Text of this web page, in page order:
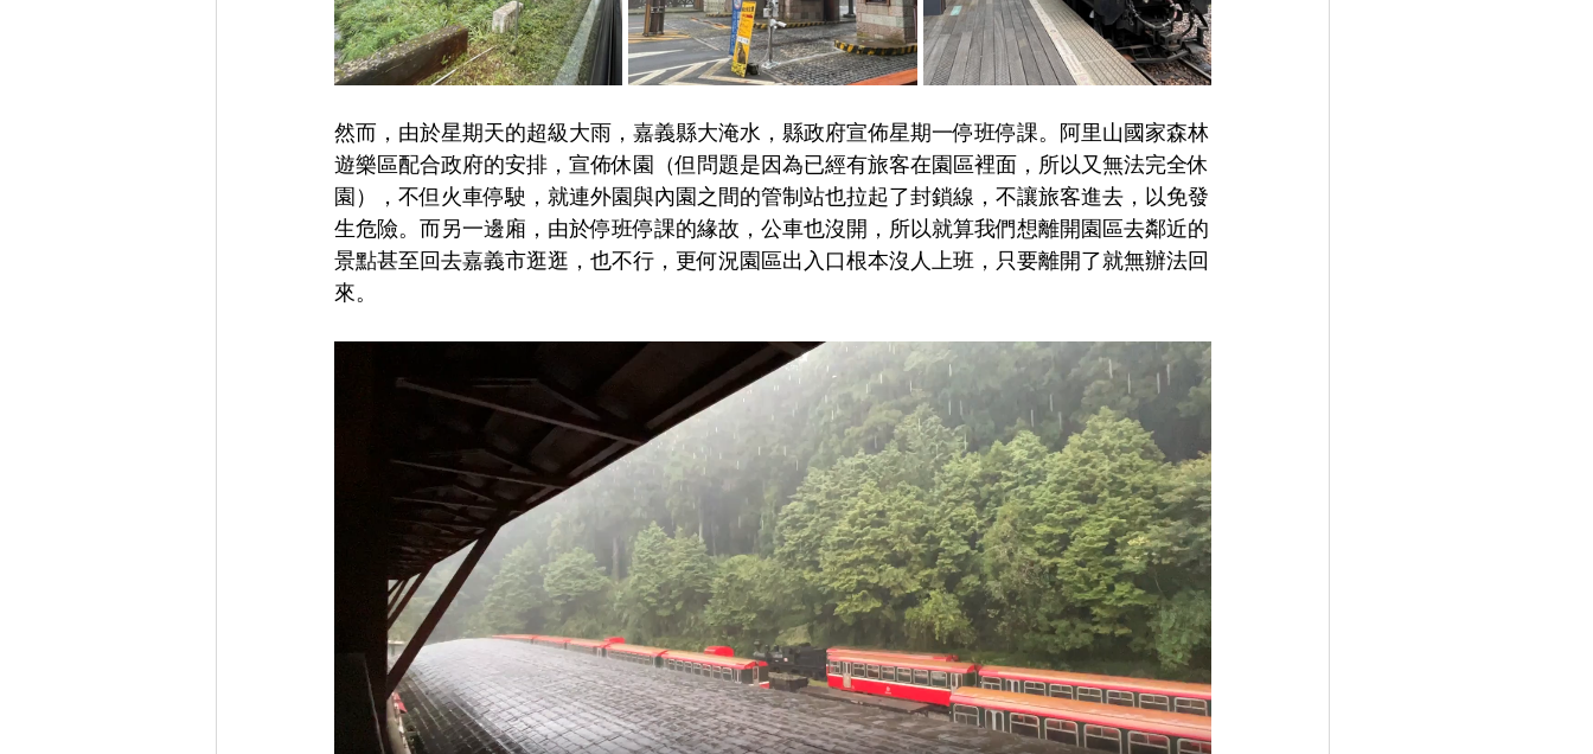
然而，由於星期天的超級大雨，嘉義縣大淹水，縣政府宣佈星期一停班停課。阿里山國家森林
遊樂區配合政府的安排，宣佈休園（但問題是因為已經有旅客在園區裡面，所以又無法完全休
園），不但火車停駛，就連外園與內園之間的管制站也拉起了封鎖線，不讓旅客進去，以免發
生危險。而另一邊廂，由於停班停課的緣故，公車也沒開，所以就算我們想離開園區去鄰近的
景點甚至回去嘉義市逛逛，也不行，更何況園區出入口根本沒人上班，只要離開了就無辦法回
來。